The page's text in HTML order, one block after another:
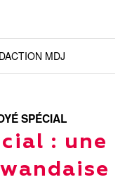
MDJ
SPÉCIAL
: une